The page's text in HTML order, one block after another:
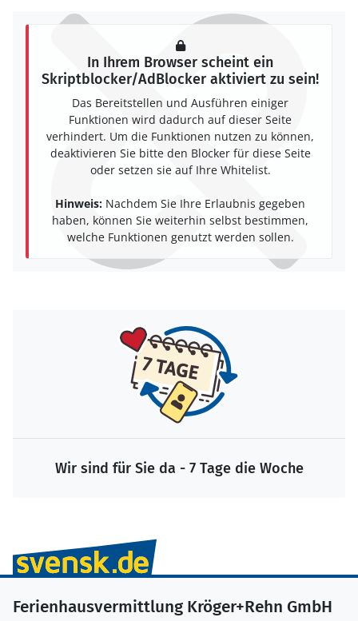
In Ihrem Browser scheint ein
Skriptblocker/AdBlocker aktiviert zu sein!
Das Bereitstellen und Ausführen einiger
Funktionen wird dadurch auf dieser Seite
verhindert. Um die Funktionen nutzen zu können,
deaktivieren Sie bitte den Blocker für diese Seite
oder setzen sie auf Ihre Whitelist.
Hinweis: Nachdem Sie Ihre Erlaubnis gegeben
haben, können Sie weiterhin selbst bestimmen,
welche Funktionen genutzt werden sollen.
Wir sind für Sie da - 7 Tage die Woche
Ferienhausvermittlung Kröger+Rehn GmbH